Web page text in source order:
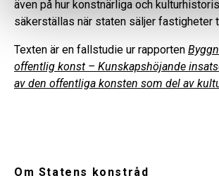
även på hur konstnärliga och
säkerställas när staten säljer fastigheter
Texten är en fallstudie ur rapporten
offentlig konst – Kunskapshöjande
av den offentliga konsten som del av
Om Statens konstråd